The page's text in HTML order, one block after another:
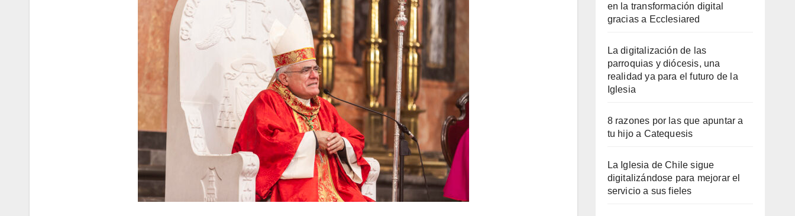
en la transformación digital
gracias a Ecclesiared
La digitalización de las
parroquias y diócesis, una
realidad ya para el futuro de la
Iglesia
8 razones por las que apuntar a
tu hijo a Catequesis
La Iglesia de Chile sigue
digitalizándose para mejorar el
servicio a sus fieles